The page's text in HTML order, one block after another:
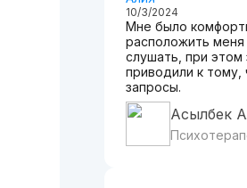
10/3/2024
Мне было
расположить меня
слушать, при
приводили к тому,
запросы.
Асылбек